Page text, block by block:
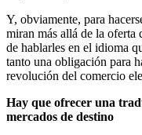
Y, obviamente, para
miran más allá de la oferta
de hablarles en el idioma
tanto una obligación para
revolución del comercio
Hay que ofrecer una
mercados de destino